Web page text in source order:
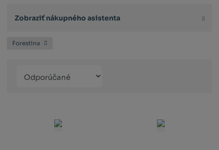
Zobraziť nákupného asistenta
Forestina
produktů